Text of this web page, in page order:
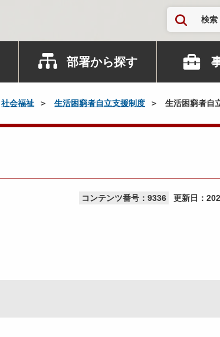
検索
部署から探す
社会福祉 生活困窮者自立支援制度 生活困窮者自
コンテンツ番号：9336 更新日：